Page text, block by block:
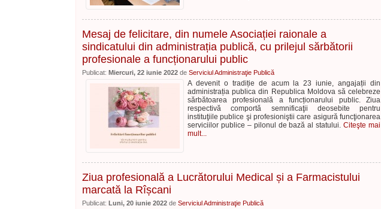
Mesaj de felicitare, din numele Asociației raionale a
sindicatului din administrația publică, cu prilejul sărbătorii
profesionale a funcționarului public
Publicat: Miercuri, 22 iunie 2022 de Serviciul Administraţie Publică
A devenit o tradiție de acum la 23 iunie, angajații din
administrația publica din Republica Moldova să celebreze
sărbătoarea profesională a funcționarului public. Ziua
respectivă comportă semnificaţii deosebite pentru
instituţiile publice şi profesioniştii care asigură funcţionarea
serviciilor publice – pilonul de bază al statului.Citeşte mai
mult...
Ziua profesională a Lucrătorului Medical și a Farmacistului
marcată la Rîșcani
Publicat: Luni, 20 iunie 2022 de Serviciul Administraţie Publică